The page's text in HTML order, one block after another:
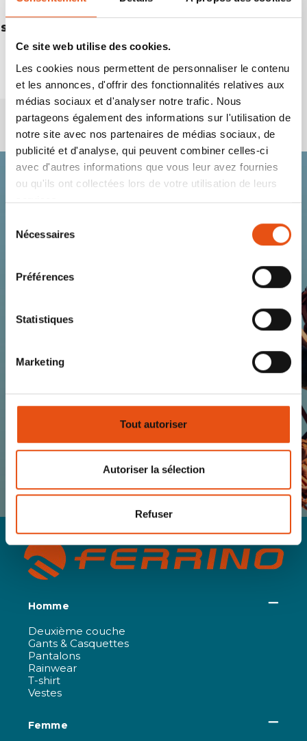
Ce site web utilise des cookies.
Les cookies nous permettent de personnaliser le contenu
et les annonces, d'offrir des fonctionnalités relatives aux
médias sociaux et d'analyser notre trafic. Nous
partageons également des informations sur l'utilisation de
notre site avec nos partenaires de médias sociaux, de
publicité et d'analyse, qui peuvent combiner celles-ci
avec d'autres informations que vous leur avez fournies
ou qu'ils ont collectées lors de votre utilisation de leurs
services.
Nécessaires
Préférences
Statistiques
Marketing
Tout autoriser
Autoriser la sélection
Refuser
SNOWSHOES BABY FOX
€59,90
Rejoignez la
communauté Ferrino.
Recevez des nouveautés, des avant-
premières, des offres exclusives,
J'AI LU ET ACCEPTÉ LES CONDITIONS
CONFIDENTIALITÉ
Homme
Deuxième couche
Gants & Casquettes
Pantalons
Rainwear
T-shirt
Vestes
Femme